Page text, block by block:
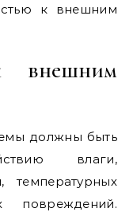
к внешним
внешним
должны быть
влаги,
температурных
повреждений.